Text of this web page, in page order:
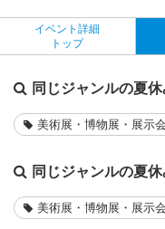
イベント詳細
トップ
同じジャンルの夏
美術展・博物展・展示会
同じジャンルの夏
美術展・博物展・展示会